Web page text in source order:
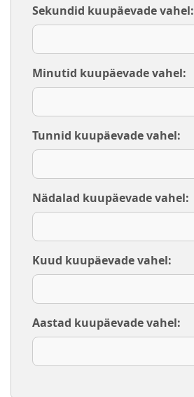
Sekundid kuupäevade vahel:
Minutid kuupäevade vahel:
Tunnid kuupäevade vahel:
Nädalad kuupäevade vahel:
Kuud kuupäevade vahel:
Aastad kuupäevade vahel: